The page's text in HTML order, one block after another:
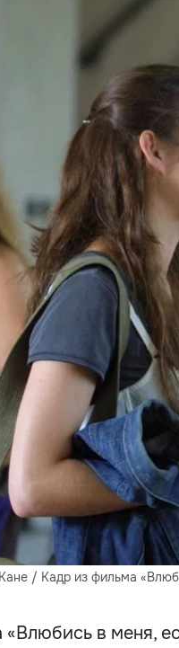
/ Кадр из фильма
в меня,